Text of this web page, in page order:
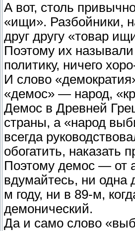
А вот, столь
«ищи». Разбойники,
друг другу «товар
Поэтому их
политику, ничего
И слово
«демос» — народ,
Демос в Древней
страны, а «народ
всегда
обогатить, наказать
Поэтому демос — от
вдумайтесь, ни одна
м году, ни в 89-м,
демонический.
Да и само слово